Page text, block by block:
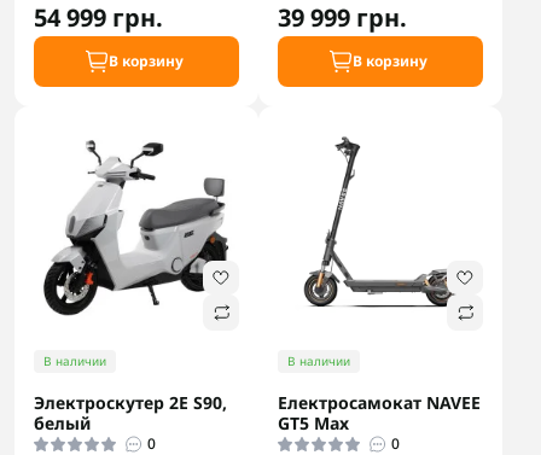
54 999 грн.
В корзину
39 999 грн.
В корзину
В наличии
Электроскутер 2E S90,
белый
0
В наличии
Електросамокат NAVEE
GT5 Max
0